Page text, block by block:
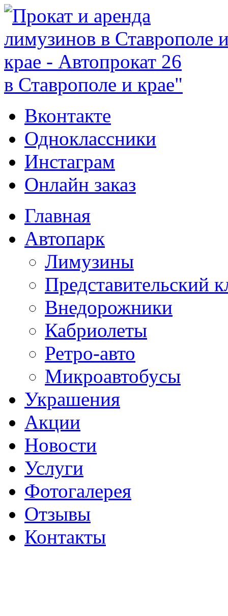
в Ставрополе и крае"
Вконтакте
Одноклассники
Инстаграм
Онлайн заказ
Главная
Автопарк
Лимузины
Представительский
Внедорожники
Кабриолеты
Ретро-авто
Микроавтобусы
Украшения
Акции
Новости
Услуги
Фотогалерея
Отзывы
­Контакты